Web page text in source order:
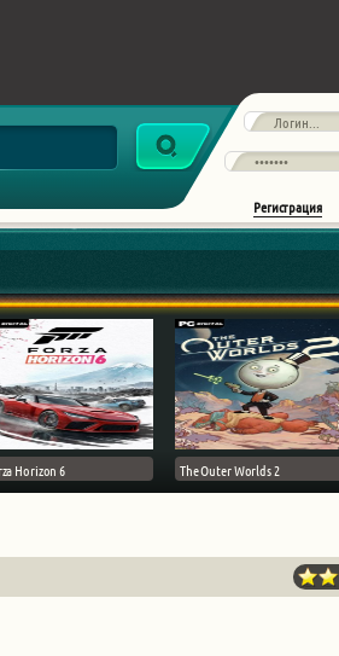
Регистрация
Horizon 6 The Outer Worlds 2